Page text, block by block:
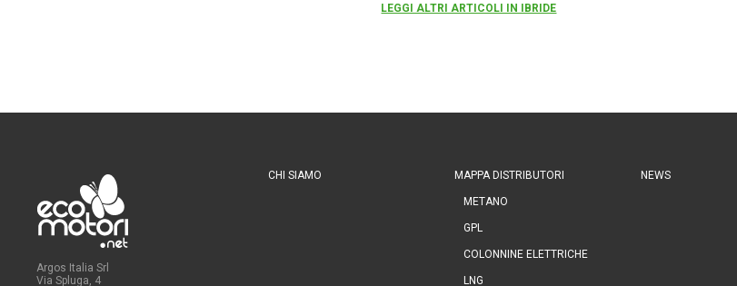
LEGGI ALTRI ARTICOLI IN IBRIDE
Argos Italia Srl
Via Spluga, 4
CHI SIAMO MAPPA DISTRIBUTORI
METANO
GPL
COLONNINE ELETTRICHE
LNG
NEWS